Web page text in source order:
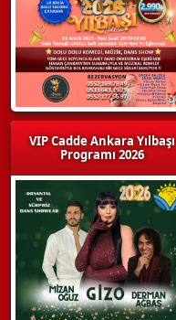
VIP Cadde Ankara Yılbaşı
Programı 2026